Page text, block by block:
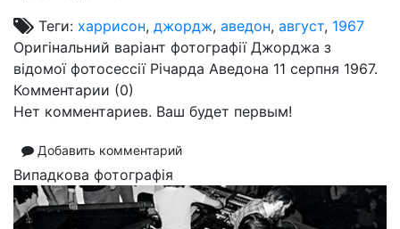
Теги: харрисон, джордж, аведон, август, 1967
Оригінальний варіант фотографії Джорджа з
відомої фотосессії Річарда Аведона 11 серпня 1967.
Комментарии (0)
Нет комментариев. Ваш будет первым!
Добавить комментарий
Випадкова фотографія